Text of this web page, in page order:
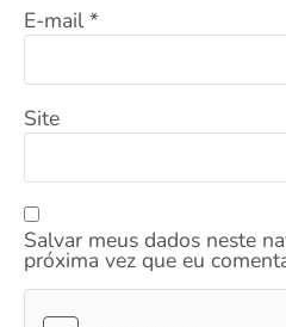
E-mail *
Site
Salvar meus dados neste
próxima vez que eu